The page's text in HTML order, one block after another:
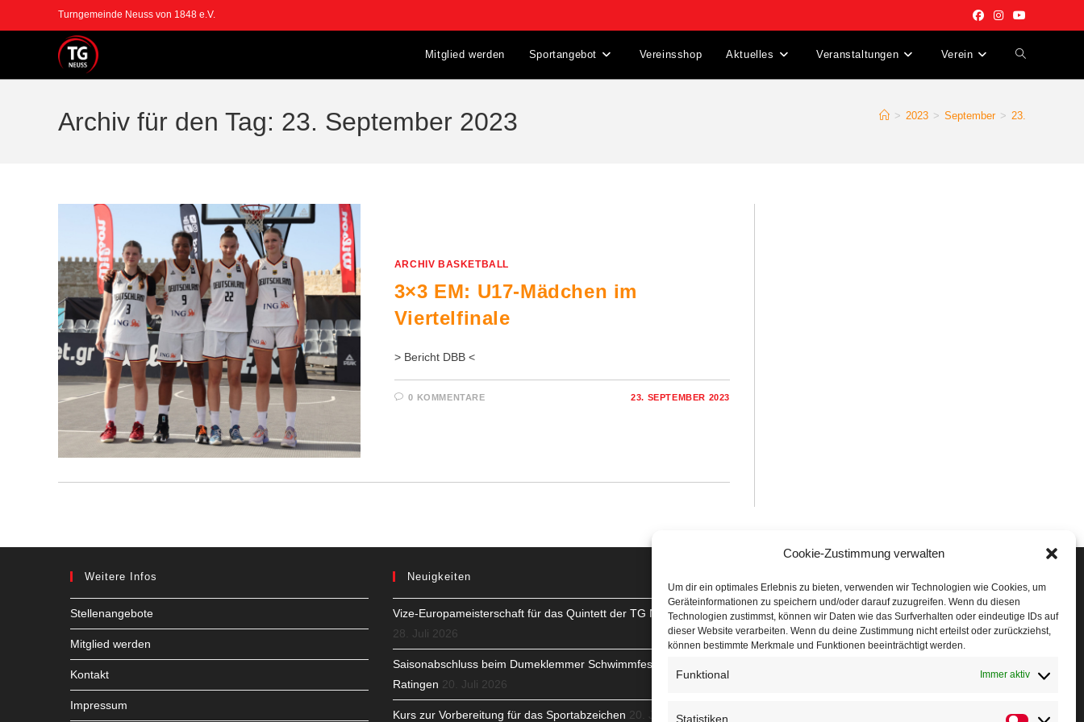
Cookie-Zustimmung verwalten
Um dir ein optimales Erlebnis zu bieten, verwenden wir Technologien wie Cookies, um
Geräteinformationen zu speichern und/oder darauf zuzugreifen. Wenn du diesen
Technologien zustimmst, können wir Daten wie das Surfverhalten oder eindeutige IDs auf
dieser Website verarbeiten. Wenn du deine Zustimmung nicht erteilst oder zurückziehst,
können bestimmte Merkmale und Funktionen beeinträchtigt werden.
Funktional Immer aktiv
Statistiken
Inhalt
Turngemeinde Neuss von 1848 e.V.
Mitglied werden Sportangebot Vereinsshop Aktuelles Veranstaltungen Verein Website-
Archiv für den Tag: 23. September 2023 > 2023 > September > 23.
ARCHIV BASKETBALL
3×3 EM: U17-Mädchen im
Viertelfinale
> Bericht DBB <
0 KOMMENTARE 23. SEPTEMBER 2023
Weitere Infos
Stellenangebote
Mitglied werden
Kontakt
Impressum
Neuigkeiten
Vize-Europameisterschaft für das Quintett der TG Neuss
28. Juli 2026
Saisonabschluss beim Dumeklemmer Schwimmfest in
Ratingen 20. Juli 2026
Kurs zur Vorbereitung für das Sportabzeichen 20. Juli
Höffner Run
Schnuppertag
Terminkalender